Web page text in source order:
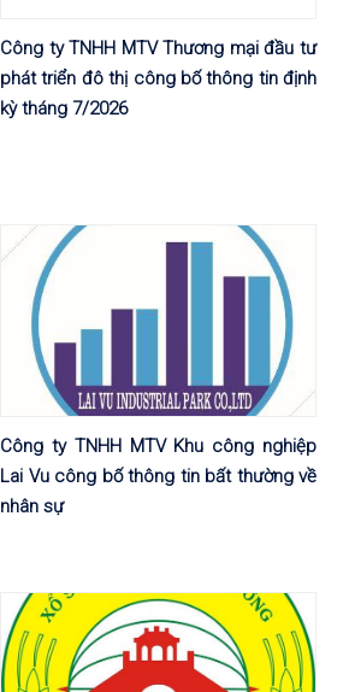
Công ty TNHH MTV Thương mại đầu tư
phát triển đô thị công bố thông tin định
kỳ tháng 7/2026
Công ty TNHH MTV Khu công nghiệp
Lai Vu công bố thông tin bất thường về
nhân sự